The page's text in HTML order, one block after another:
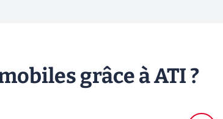
grâce à ATI ?